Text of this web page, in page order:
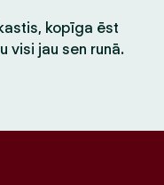
kopīga ēst
visi jau sen runā.